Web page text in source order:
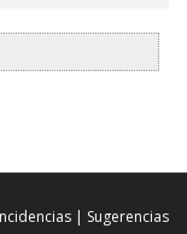
| Sugerencias